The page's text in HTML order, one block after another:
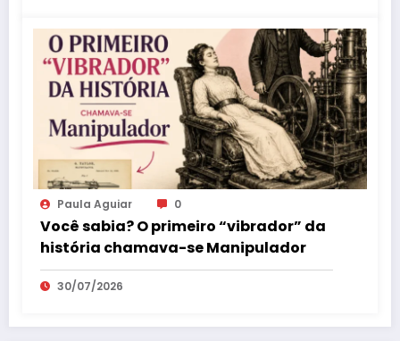
Paula Aguiar 0
Você sabia? O primeiro “vibrador” da
história chamava-se Manipulador
30/07/2026